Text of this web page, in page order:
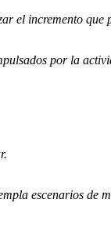
el incremento
por la
escenarios de